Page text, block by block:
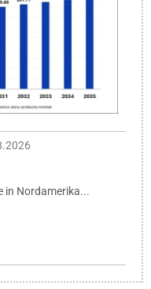
in Nordamerika...